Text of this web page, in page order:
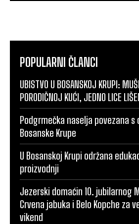
POPULARNI ČLANCI
UBISTVO U BOSANSKOJ KRUPI:
PORODIČNOJ KUĆI, JEDNO LICE
Podgrmečka naselja povezana
Bosanske Krupe
U Bosanskoj Krupi održana
proizvodnji
Jezerski domaćin 10. jubilarnog
Crvena jabuka i Belo Kopche za
vikend